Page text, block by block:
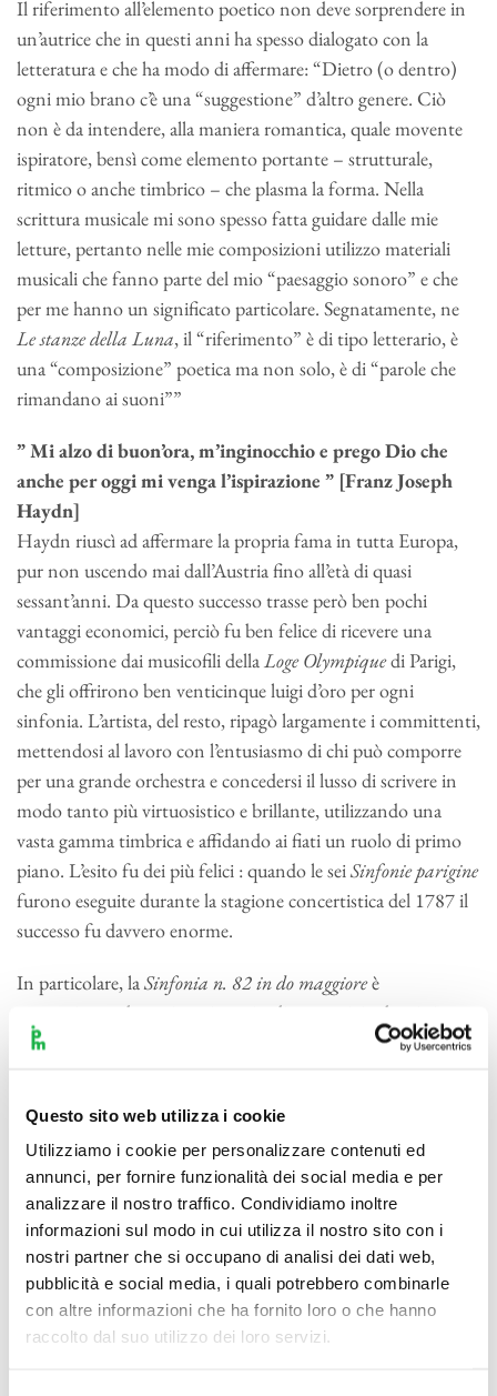
Questo sito web utilizza i cookie
Utilizziamo i cookie per personalizzare contenuti ed
annunci, per fornire funzionalità dei social media e per
analizzare il nostro traffico. Condividiamo inoltre
informazioni sul modo in cui utilizza il nostro sito con i
nostri partner che si occupano di analisi dei dati web,
pubblicità e social media, i quali potrebbero combinarle
con altre informazioni che ha fornito loro o che hanno
raccolto dal suo utilizzo dei loro servizi.
Il riferimento all’elemento poetico non deve sorprendere in
un’autrice che in questi anni ha spesso dialogato con la
letteratura e che ha modo di affermare: “Dietro (o dentro)
ogni mio brano c’è una “suggestione” d’altro genere. Ciò
non è da intendere, alla maniera romantica, quale movente
ispiratore, bensì come elemento portante – strutturale,
ritmico o anche timbrico – che plasma la forma. Nella
scrittura musicale mi sono spesso fatta guidare dalle mie
letture, pertanto nelle mie composizioni utilizzo materiali
musicali che fanno parte del mio “paesaggio sonoro” e che
per me hanno un significato particolare. Segnatamente, ne
Le stanze della Luna, il “riferimento” è di tipo letterario, è
una “composizione” poetica ma non solo, è di “parole che
rimandano ai suoni””
” Mi alzo di buon’ora, m’inginocchio e prego Dio che
anche per oggi mi venga l’ispirazione ” [Franz Joseph
Haydn]
Haydn riuscì ad affermare la propria fama in tutta Europa,
pur non uscendo mai dall’Austria fino all’età di quasi
sessant’anni. Da questo successo trasse però ben pochi
vantaggi economici, perciò fu ben felice di ricevere una
commissione dai musicofili dellaLoge Olympiquedi Parigi,
che gli offrirono ben venticinque luigi d’oro per ogni
sinfonia. L’artista, del resto, ripagò largamente i committenti,
mettendosi al lavoro con l’entusiasmo di chi può comporre
per una grande orchestra e concedersi il lusso di scrivere in
modo tanto più virtuosistico e brillante, utilizzando una
vasta gamma timbrica e affidando ai fiati un ruolo di primo
piano. L’esito fu dei più felici : quando le seiSinfonie parigine
furono eseguite durante la stagione concertistica del 1787 il
successo fu davvero enorme.
In particolare, laSinfonia n. 82 in do maggioreè
caratterizzata da quei gesti ampi e dimostrativi – basti citare
l’arpeggio in
che apre il primo tema – che Haydn
di contrasti e d’inventiva : particolarmente sorprendente è
l’impiego di una serie di accordi dissonanti che caratterizzano
anche l’elaborato e dinamico sviluppo. Segue un Allegretto
luogo del normale tempo lento : è una serie di quelle doppie
variazioni tipicamente haydniane, alternativamente su un
tema in fa maggiore e uno in fa minore che parafrasa il
primo, con un procedimento che sarà molto caro a
Beethoven. Il terzo movimento,Menuet– Haydn adottò